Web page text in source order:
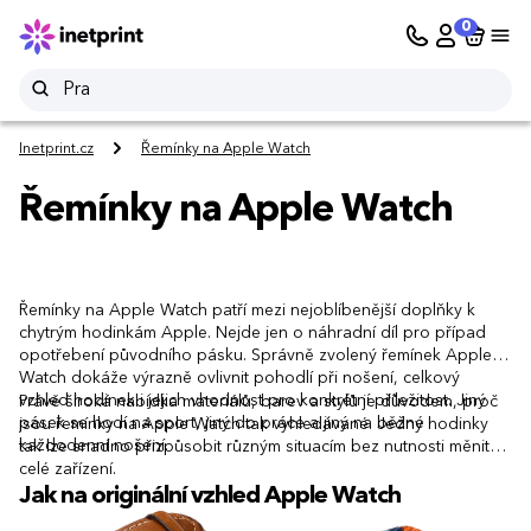
0
Inetprint.cz Řemínky na Apple Watch
Řemínky na Apple Watch
Řemínky na Apple Watch patří mezi nejoblíbenější doplňky k
chytrým hodinkám Apple. Nejde jen o náhradní díl pro případ
opotřebení původního pásku. Správně zvolený řemínek Apple
Watch dokáže výrazně ovlivnit pohodlí při nošení, celkový
vzhled hodinek i jejich vhodnost pro konkrétní příležitost. Jiný
pásek se hodí na sport, jiný do práce a jiný na běžné
každodenní nošení.
Právě široká nabídka materiálů, barev a stylů je důvodem, proč
jsou řemínky na Apple Watch tak vyhledávané. Jedny hodinky
tak lze snadno přizpůsobit různým situacím bez nutnosti měnit
celé zařízení.
Jak na originální vzhled Apple Watch